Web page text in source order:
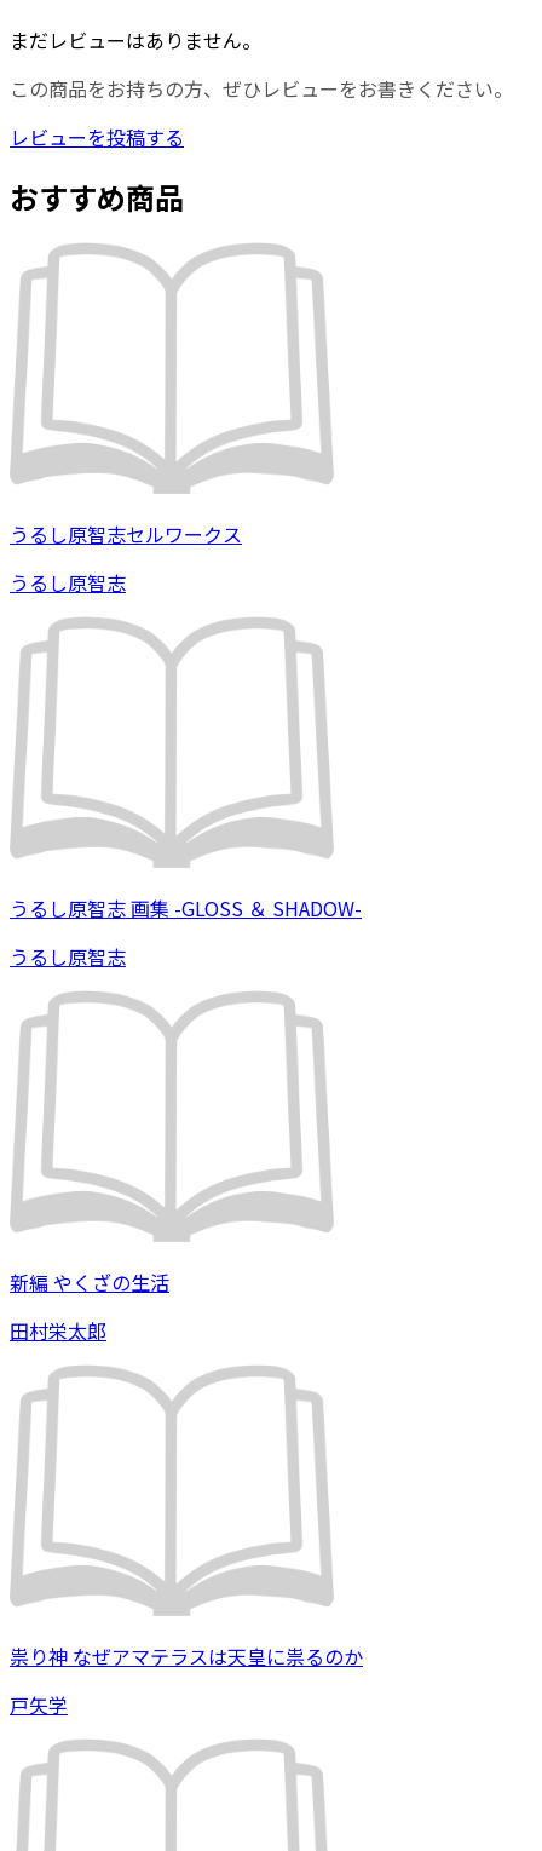
まだレビューはありません。
この商品をお持ちの方、ぜひレビューをお書きください。
レビューを投稿する
おすすめ商品
うるし原智志セルワークス
うるし原智志
うるし原智志 画集 -GLOSS ＆ SHADOW-
うるし原智志
新編 やくざの生活
田村栄太郎
祟り神 なぜアマテラスは天皇に祟るのか
戸矢学